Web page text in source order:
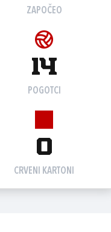
ZAPOČEO
14
POGOTCI
0
CRVENI KARTONI